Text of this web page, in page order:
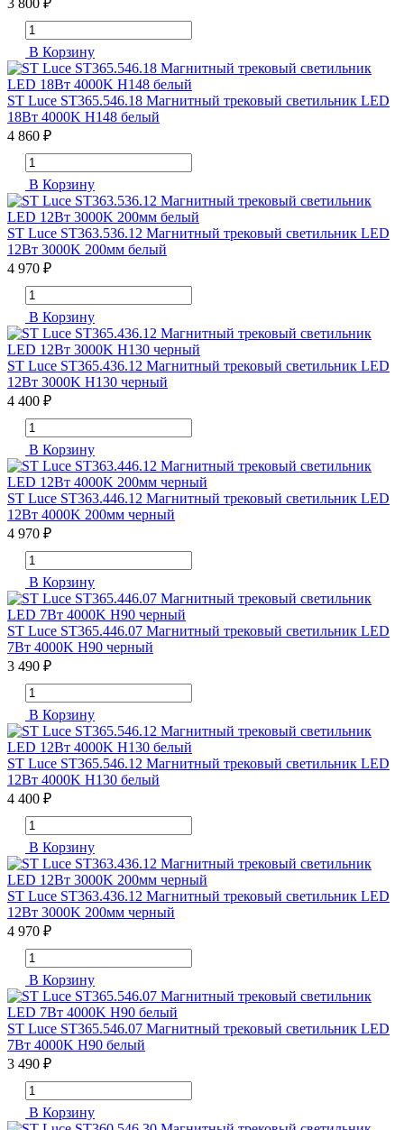
3 800 ₽
В Корзину
ST Luce ST365.546.18 Магнитный трековый светильник LED
18Вт 4000K H148 белый
4 860 ₽
В Корзину
ST Luce ST363.536.12 Магнитный трековый светильник LED
12Вт 3000K 200мм белый
4 970 ₽
В Корзину
ST Luce ST365.436.12 Магнитный трековый светильник LED
12Вт 3000K H130 черный
4 400 ₽
В Корзину
ST Luce ST363.446.12 Магнитный трековый светильник LED
12Вт 4000K 200мм черный
4 970 ₽
В Корзину
ST Luce ST365.446.07 Магнитный трековый светильник LED
7Вт 4000K H90 черный
3 490 ₽
В Корзину
ST Luce ST365.546.12 Магнитный трековый светильник LED
12Вт 4000K H130 белый
4 400 ₽
В Корзину
ST Luce ST363.436.12 Магнитный трековый светильник LED
12Вт 3000K 200мм черный
4 970 ₽
В Корзину
ST Luce ST365.546.07 Магнитный трековый светильник LED
7Вт 4000K H90 белый
3 490 ₽
В Корзину